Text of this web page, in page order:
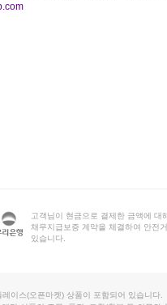
고객님이 현금으로 결제한 금액에 대
채무지급보증 계약을 체결하여 안전
있습니다.
이스(오픈마켓) 상품이 포함되어 있습니다.